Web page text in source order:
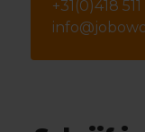
+31(0)418